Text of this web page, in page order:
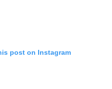
post on Instagram